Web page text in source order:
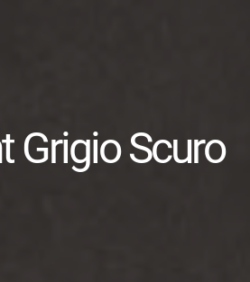
Grigio Scuro